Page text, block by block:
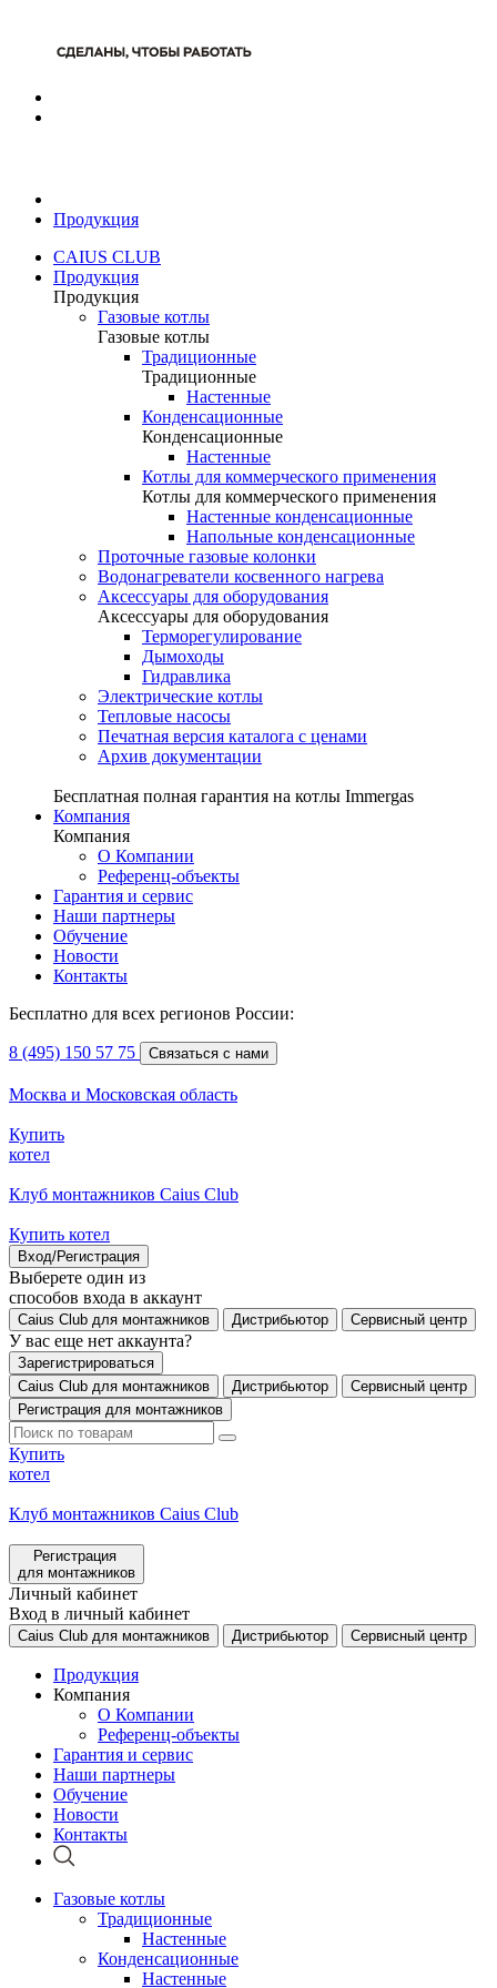
Продукция
CAIUS CLUB
Продукция
Продукция
Газовые котлы
Газовые котлы
Традиционные
Традиционные
Настенные
Конденсационные
Конденсационные
Настенные
Котлы для коммерческого применения
Котлы для коммерческого применения
Настенные конденсационные
Напольные конденсационные
Проточные газовые колонки
Водонагреватели косвенного нагрева
Аксессуары для оборудования
Аксессуары для оборудования
Терморегулирование
Дымоходы
Гидравлика
Электрические котлы
Тепловые насосы
Печатная версия каталога с ценами
Архив документации
Бесплатная полная гарантия на котлы Immergas
Компания
Компания
О Компании
Референц-объекты
Гарантия и сервис
Наши партнеры
Обучение
Новости
Контакты
Бесплатно для всех регионов России:
8 (495) 150 57 75 Связаться с нами
Москва и Московская область
Купить
котел
Клуб монтажников Caius Club
Купить котел
Вход/Регистрация
Выберете один из
способов входа в аккаунт
Caius Club для монтажников Дистрибьютор Сервисный центр
У вас еще нет аккаунта?
Зарегистрироваться
Caius Club для монтажников
Дистрибьютор
Сервисный центр
Регистрация для монтажников
Купить
котел
Клуб монтажников Caius Club
Регистрация
для монтажников
Личный кабинет
Вход в личный кабинет
Caius Club для монтажников Дистрибьютор Сервисный центр
Продукция
Компания
О Компании
Референц-объекты
Гарантия и сервис
Наши партнеры
Обучение
Новости
Контакты
Газовые котлы
Традиционные
Настенные
Конденсационные
Настенные